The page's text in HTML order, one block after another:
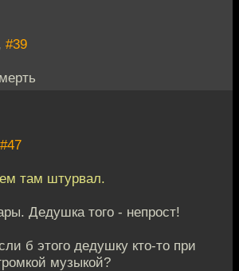
#39
#47
там штурвал.
Дедушка того - непрост!
б этого дедушку кто-то при
музыкой?